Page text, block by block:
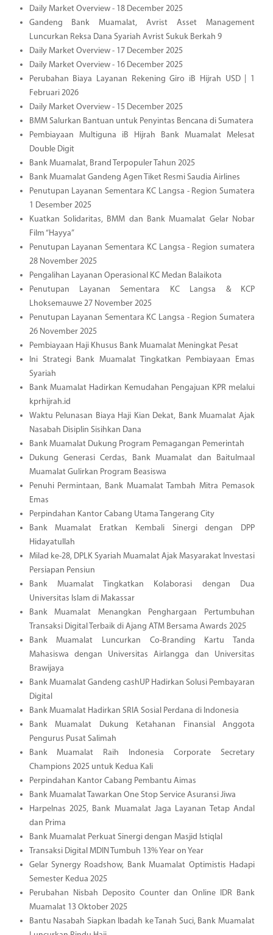
Daily Market Overview - 18 December 2025
Gandeng Bank Muamalat, Avrist Asset Management
Luncurkan Reksa Dana Syariah Avrist Sukuk Berkah 9
Daily Market Overview - 17 December 2025
Daily Market Overview - 16 December 2025
Perubahan Biaya Layanan Rekening Giro iB Hijrah USD | 1
Februari 2026
Daily Market Overview - 15 December 2025
BMM Salurkan Bantuan untuk Penyintas Bencana di Sumatera
Pembiayaan Multiguna iB Hijrah Bank Muamalat Melesat
Double Digit
Bank Muamalat, Brand Terpopuler Tahun 2025
Bank Muamalat Gandeng Agen Tiket Resmi Saudia Airlines
Penutupan Layanan Sementara KC Langsa - Region Sumatera
1 Desember 2025
Kuatkan Solidaritas, BMM dan Bank Muamalat Gelar Nobar
Film “Hayya”
Penutupan Layanan Sementara KC Langsa - Region sumatera
28 November 2025
Pengalihan Layanan Operasional KC Medan Balaikota
Penutupan Layanan Sementara KC Langsa & KCP
Lhoksemauwe 27 November 2025
Penutupan Layanan Sementara KC Langsa - Region Sumatera
26 November 2025
Pembiayaan Haji Khusus Bank Muamalat Meningkat Pesat
Ini Strategi Bank Muamalat Tingkatkan Pembiayaan Emas
Syariah
Bank Muamalat Hadirkan Kemudahan Pengajuan KPR melalui
kprhijrah.id
Waktu Pelunasan Biaya Haji Kian Dekat, Bank Muamalat Ajak
Nasabah Disiplin Sisihkan Dana
Bank Muamalat Dukung Program Pemagangan Pemerintah
Dukung Generasi Cerdas, Bank Muamalat dan Baitulmaal
Muamalat Gulirkan Program Beasiswa
Penuhi Permintaan, Bank Muamalat Tambah Mitra Pemasok
Emas
Perpindahan Kantor Cabang Utama Tangerang City
Bank Muamalat Eratkan Kembali Sinergi dengan DPP
Hidayatullah
Milad ke-28, DPLK Syariah Muamalat Ajak Masyarakat Investasi
Persiapan Pensiun
Bank Muamalat Tingkatkan Kolaborasi dengan Dua
Universitas Islam di Makassar
Bank Muamalat Menangkan Penghargaan Pertumbuhan
Transaksi Digital Terbaik di Ajang ATM Bersama Awards 2025
Bank Muamalat Luncurkan Co-Branding Kartu Tanda
Mahasiswa dengan Universitas Airlangga dan Universitas
Brawijaya
Bank Muamalat Gandeng cashUP Hadirkan Solusi Pembayaran
Digital
Bank Muamalat Hadirkan SRIA Sosial Perdana di Indonesia
Bank Muamalat Dukung Ketahanan Finansial Anggota
Pengurus Pusat Salimah
Bank Muamalat Raih Indonesia Corporate Secretary
Champions 2025 untuk Kedua Kali
Perpindahan Kantor Cabang Pembantu Aimas
Bank Muamalat Tawarkan One Stop Service Asuransi Jiwa
Harpelnas 2025, Bank Muamalat Jaga Layanan Tetap Andal
dan Prima
Bank Muamalat Perkuat Sinergi dengan Masjid Istiqlal
Transaksi Digital MDIN Tumbuh 13% Year on Year
Gelar Synergy Roadshow, Bank Muamalat Optimistis Hadapi
Semester Kedua 2025
Perubahan Nisbah Deposito Counter dan Online IDR Bank
Muamalat 13 Oktober 2025
Bantu Nasabah Siapkan Ibadah ke Tanah Suci, Bank Muamalat